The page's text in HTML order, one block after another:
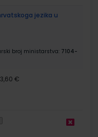
jezika u
broj ministarstva: 7104-
€